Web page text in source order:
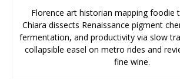
Florence art historian mapping foodie
Chiara dissects Renaissance pigment
fermentation, and productivity via slow
collapsible easel on metro rides and
fine wine.